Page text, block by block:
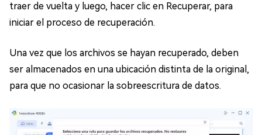
traer de vuelta y luego, hacer clic en Recuperar, para
iniciar el proceso de recuperación.
Una vez que los archivos se hayan recuperado, deben
ser almacenados en una ubicación distinta de la original,
para que no ocasionar la sobreescritura de datos.